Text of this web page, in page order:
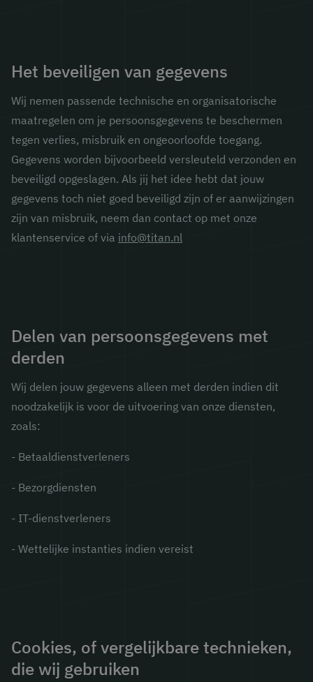
Het beveiligen van gegevens
Wij nemen passende technische en organisatorische
maatregelen om je persoonsgegevens te beschermen
tegen verlies, misbruik en ongeoorloofde toegang.
Gegevens worden bijvoorbeeld versleuteld verzonden en
beveiligd opgeslagen. Als jij het idee hebt dat jouw
gegevens toch niet goed beveiligd zijn of er aanwijzingen
zijn van misbruik, neem dan contact op met onze
klantenservice of via info@titan.nl
Delen van persoonsgegevens met
derden
Wij delen jouw gegevens alleen met derden indien dit
noodzakelijk is voor de uitvoering van onze diensten,
zoals:
- Betaaldienstverleners
- Bezorgdiensten
- IT-dienstverleners
- Wettelijke instanties indien vereist
Cookies, of vergelijkbare technieken,
die wij gebruiken